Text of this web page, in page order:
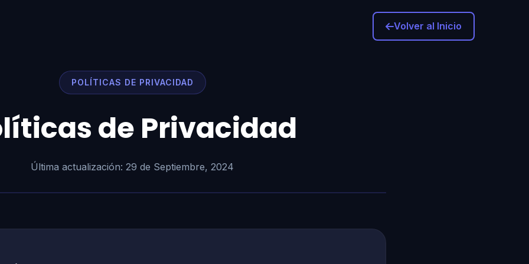
Volver al Inicio
POLÍTICAS DE PRIVACIDAD
de Privacidad
Última actualización: 29 de Septiembre, 2024